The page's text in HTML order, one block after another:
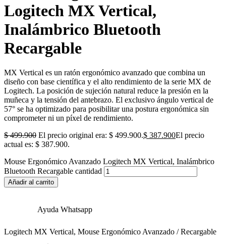
Logitech MX Vertical,
Inalámbrico Bluetooth
Recargable
MX Vertical es un ratón ergonómico avanzado que combina un
diseño con base científica y el alto rendimiento de la serie MX de
Logitech. La posición de sujeción natural reduce la presión en la
muñeca y la tensión del antebrazo. El exclusivo ángulo vertical de
57° se ha optimizado para posibilitar una postura ergonómica sin
comprometer ni un píxel de rendimiento.
$499.900 El precio original era: $ 499.900.$ 387.900El precio
actual es: $ 387.900.
Mouse Ergonómico Avanzado Logitech MX Vertical, Inalámbrico
Bluetooth Recargable cantidad
Añadir al carrito
Ayuda Whatsapp
Logitech MX Vertical, Mouse Ergonómico Avanzado / Recargable